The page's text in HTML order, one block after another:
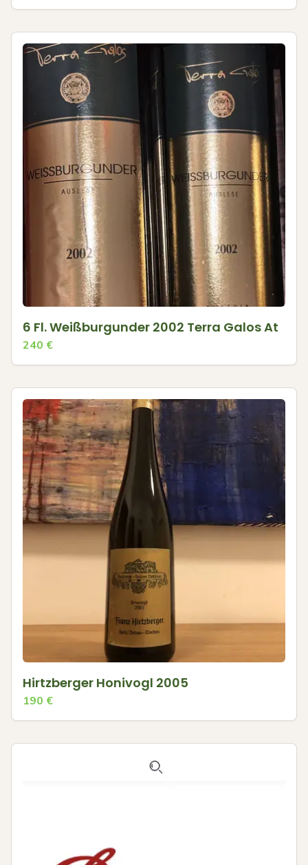
6 Fl. Weißburgunder 2002 Terra Galos At
240 €
Hirtzberger Honivogl 2005
190 €